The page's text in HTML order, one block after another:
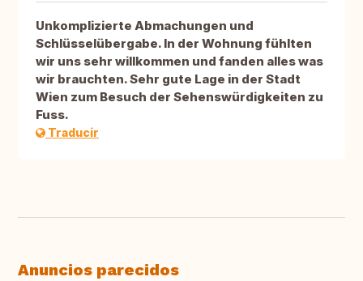
Unkomplizierte Abmachungen und
Schlüsselübergabe. In der Wohnung fühlten
wir uns sehr willkommen und fanden alles was
wir brauchten. Sehr gute Lage in der Stadt
Wien zum Besuch der Sehenswürdigkeiten zu
Fuss.
Traducir
Anuncios parecidos